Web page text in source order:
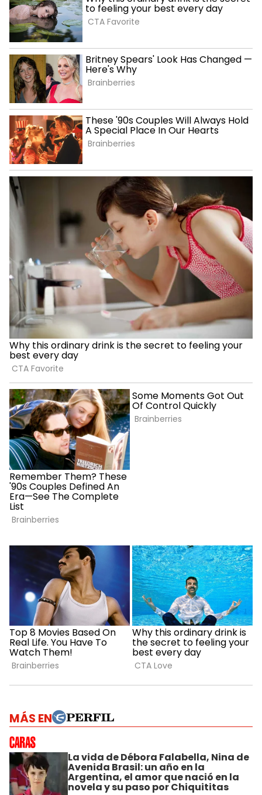
MÁS EN
La vida de Débora Falabella, Nina de
Avenida Brasil: un año en la
Argentina, el amor que nació en la
novela y su paso por Chiquititas